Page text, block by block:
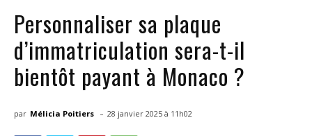
Personnaliser sa plaque
d’immatriculation sera-t-il
bientôt payant à Monaco ?
par Mélicia Poitiers - 28 janvier 2025 à 11h02